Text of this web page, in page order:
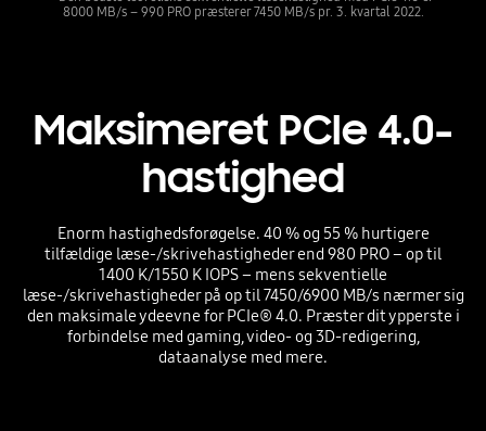
8000 MB/s – 990 PRO præsterer 7450 MB/s pr. 3. kvartal 2022.
Maksimeret PCIe 4.0-
hastighed
Enorm hastighedsforøgelse. 40 % og 55 % hurtigere
tilfældige læse-/skrivehastigheder end 980 PRO – op til
1400 K/1550 K IOPS – mens sekventielle
læse-/skrivehastigheder på op til 7450/6900 MB/s nærmer sig
den maksimale ydeevne for PCIe® 4.0. Præster dit ypperste i
forbindelse med gaming, video- og 3D-redigering,
dataanalyse med mere.